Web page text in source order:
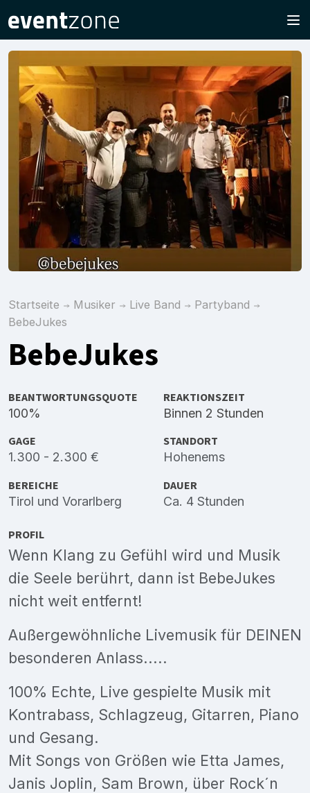
Startseite Musiker Live Band
Partyband
BebeJukes
BebeJukes
BEANTWORTUNGSQUOTE
100%
REAKTIONSZEIT
Binnen 2 Stunden
GAGE
1.300 - 2.300 €
STANDORT
Hohenems
BEREICHE
Tirol und Vorarlberg
DAUER
Ca. 4 Stunden
PROFIL
Wenn Klang zu Gefühl wird und Musik
die Seele berührt, dann ist BebeJukes
nicht weit entfernt!
Außergewöhnliche Livemusik für DEINEN
besonderen Anlass.....
100% Echte, Live gespielte Musik mit
Kontrabass, Schlagzeug, Gitarren, Piano
und Gesang.
Mit Songs von Größen wie Etta James,
Janis Joplin, Sam Brown, über Rock´n